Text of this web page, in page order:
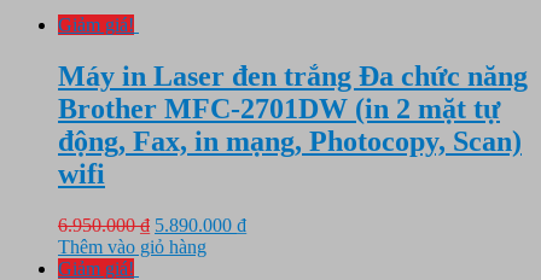
Giảm giá!
Máy in Laser đen trắng Đa chức năng
Brother MFC-2701DW (in 2 mặt tự
động, Fax, in mạng, Photocopy, Scan)
wifi
6.950.000₫ Giá
gốc
5.890.000 ₫Giá
Thêm vào giỏ hàng
Giảm giá!